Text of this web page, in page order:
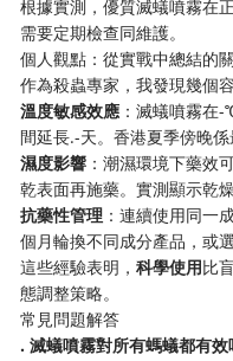
根據實測，優質滅蟻噴霧在
需要定期檢查同維護。
個人觀點：從實戰中總結的
作為殺蟲專家，我發現幾個
​溫度敏感效應​ ：滅蟻噴霧在
間延長.-天。香港夏季傍晚係
​濕度影響​ ：潮濕環境下藥效
乾表面再施藥。實測顯示乾
​抗藥性管理​ ：連續使用同一
個月輪換不同成分產品，或
這些經驗表明，​​科學使用​比
態調整策略。
常見問題解答
​. 滅蟻噴霧對所有螞蟻都有效